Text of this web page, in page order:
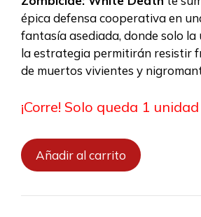
era:
109,99 €.
es:
98,99 €.
épica defensa cooperativa en
fantasía asediada, donde solo la
la estrategia permitirán resistir
de muertos vivientes y
¡Corre! Solo queda 1 unidad
Zombicide:
White
cantidad
Añadir al carrito